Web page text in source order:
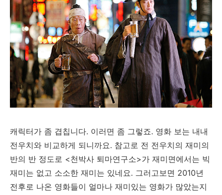
캐릭터가 좀 겹칩니다. 이러면 좀 그렇죠. 영화 보는 내내
전우치와 비교하게 되니까요. 참고로 전 전우치의 재미의
반의 반 정도로 <천박사 퇴마연구소>가 재미면에서는 빅
재미는 없고 소소한 재미는 있네요. 그러고보면 2010년
전후로 나온 영화들이 얼마나 재미있는 영화가 많았는지